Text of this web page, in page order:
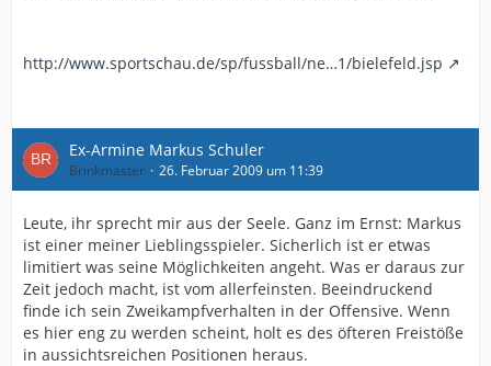
http://www.sportschau.de/sp/fussball/ne…1/bielefeld.jsp
Ex-Armine Markus Schuler
Brinkmaster 26. Februar 2009 um 11:39
Leute, ihr sprecht mir aus der Seele. Ganz im Ernst: Markus
ist einer meiner Lieblingsspieler. Sicherlich ist er etwas
limitiert was seine Möglichkeiten angeht. Was er daraus zur
Zeit jedoch macht, ist vom allerfeinsten. Beeindruckend
finde ich sein Zweikampfverhalten in der Offensive. Wenn
es hier eng zu werden scheint, holt es des öfteren Freistöße
in aussichtsreichen Positionen heraus.